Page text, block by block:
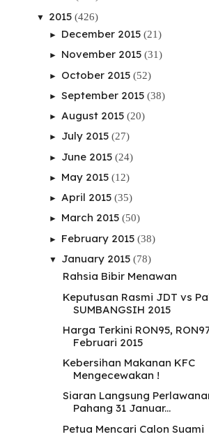
▼ 2015 (426)
► December 2015 (21)
► November 2015 (31)
► October 2015 (52)
► September 2015 (38)
► August 2015 (20)
► July 2015 (27)
► June 2015 (24)
► May 2015 (12)
► April 2015 (35)
► March 2015 (50)
► February 2015 (38)
▼ January 2015 (78)
Rahsia Bibir Menawan
Keputusan Rasmi JDT vs
SUMBANGSIH 2015
Harga Terkini RON95,
Februari 2015
Kebersihan Makanan KFC
Mengecewakan !
Siaran Langsung
Pahang 31 Januar...
Petua Mencari Calon Suami